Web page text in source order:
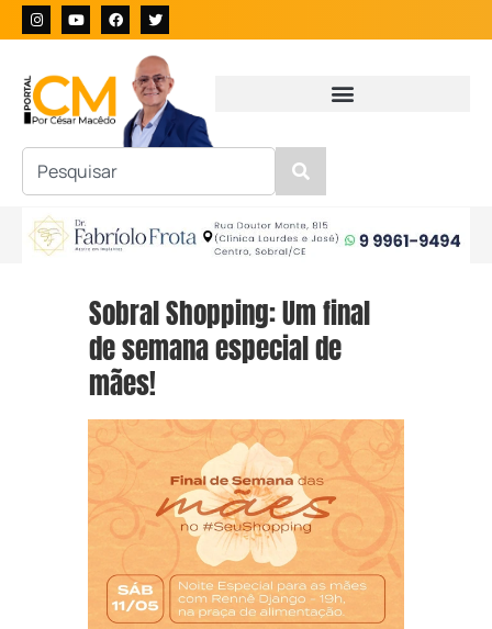
Sobral Shopping: Um final
de semana especial de
mães!